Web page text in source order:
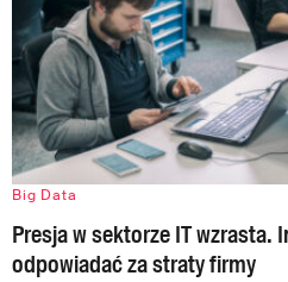
Big Data
Presja w sektorze IT wzrasta.
odpowiadać za straty firmy